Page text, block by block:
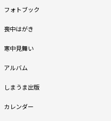
フォトブック
喪中はがき
寒中見舞い
アルバム
しまうま出版
カレンダー